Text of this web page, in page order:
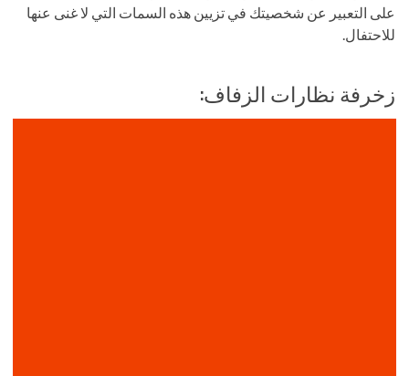
على التعبير عن شخصيتك في تزيين هذه السمات التي لا غنى عنها
للاحتفال.
زخرفة نظارات الزفاف: